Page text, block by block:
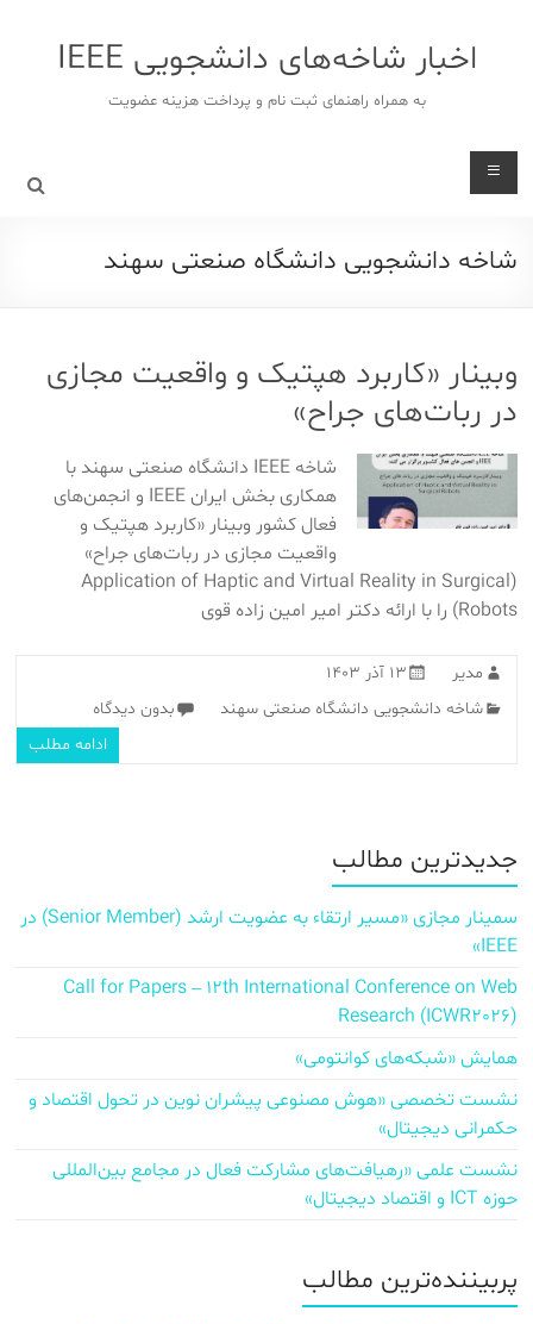
اخبار شاخه‌های دانشجویی IEEE
به همراه راهنمای ثبت نام و پرداخت هزینه عضویت
شاخه دانشجویی دانشگاه صنعتی سهند
وبینار «کاربرد هپتیک و واقعیت مجازی
در ربات‌های جراح»
شاخه IEEE دانشگاه صنعتی سهند با
همکاری بخش ایران IEEE و انجمن‌های
فعال کشور وبینار «کاربرد هپتیک و
واقعیت مجازی در ربات‌های جراح»
(Application of Haptic and Virtual Reality in Surgical
Robots) را با ارائه دکتر امیر امین زاده قوی
مدیر
۱۳ آذر ۱۴۰۳
شاخه دانشجویی دانشگاه صنعتی سهند
بدون دیدگاه
ادامه مطلب
جدیدترین مطالب
سمینار مجازی «مسیر ارتقاء به عضویت ارشد (Senior Member) در
IEEE»
Call for Papers – 12th International Conference on Web
Research (ICWR2026)
همایش «شبکه‌های کوانتومی»
نشست تخصصی «هوش مصنوعی پیشران نوین در تحول اقتصاد و
حکمرانی دیجیتال»
نشست علمی «رهیافت‌های مشارکت فعال در مجامع بین‌المللی
حوزه ICT و اقتصاد دیجیتال»
پربیننده‌ترین مطالب